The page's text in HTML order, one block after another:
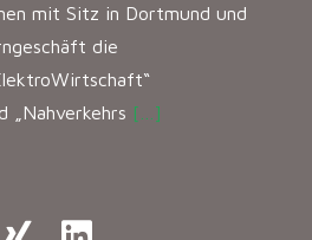
mit Sitz in Dortmund und
die
„Nahverkehrs […]